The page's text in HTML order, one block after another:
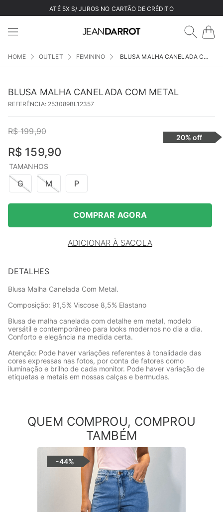
ATÉ 5X S/ JUROS NO CARTÃO DE CRÉDITO
OUTLET FEMININO BLUSA MALHA CANELADA COM METAL
BLUSA MALHA CANELADA COM METAL
REFERÊNCIA: 253089BL12357
R$ 199,90
R$ 159,90
20% off
TAMANHOS
G M P
COMPRAR AGORA
ADICIONAR À SACOLA
DETALHES
Blusa Malha Canelada Com Metal.
Composição: 91,5% Viscose 8,5% Elastano
Blusa de malha canelada com detalhe em metal, modelo
versátil e contemporâneo para looks modernos no dia a dia.
Conforto e elegância na medida certa.
Atenção: Pode haver variações referentes à tonalidade das
cores expressas nas fotos, por conta de fatores como
iluminação e brilho de cada monitor. Pode haver variação de
etiquetas e metais em nossas calças e bermudas.
QUEM COMPROU, COMPROU
TAMBÉM
-44%